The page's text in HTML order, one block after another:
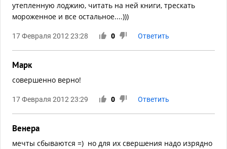
утепленную лоджию, читать на ней книги, трескать
мороженное и все остальное....)))
17 Февраля 2012 23:28 0 Ответить
Марк
совершенно верно!
17 Февраля 2012 23:29 0 Ответить
Венера
мечты сбываются =) но для их свершения надо изрядно